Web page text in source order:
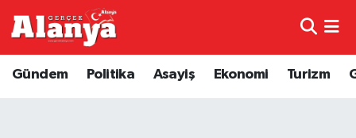
Gündem Politika Asayiş Ekonomi Turizm
Genel
Trafik Durumu